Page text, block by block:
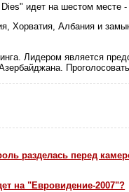
идет на шестом месте -
Хорватия, Албания и
Лидером является
Проголосовать
разделась перед
на "Евровидение-2007"?